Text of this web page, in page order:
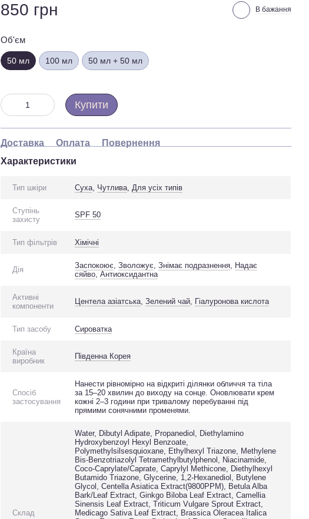
850 грн В бажання
Об'єм
50 мл 100 мл 50 мл + 50 мл
Купити
Доставка Оплата
Повернення
Характеристики
Тип шкіри Суха, Чутлива,Для усіх типів
Ступінь
захисту
SPF 50
Тип фільтрів Хімічні
Дія Заспокоює,Зволожує,Знімає подразнення, Надає
сяйво,Антиоксидантна
Активні
компоненти
Центела азіатська,Зелений чай, Гіалуронова кислота
Тип засобу Сироватка
Країна
виробник
Південна Корея
Спосіб
застосування
Нанести рівномірно на відкриті ділянки обличчя та тіла
за 15–20 хвилин до виходу на сонце. Оновлювати крем
кожні 2–3 години при тривалому перебуванні під
прямими сонячними променями.
Склад
Water, Dibutyl Adipate, Propanediol, Diethylamino
Hydroxybenzoyl Hexyl Benzoate,
Polymethylsilsesquioxane, Ethylhexyl Triazone, Methylene
Bis-Benzotriazolyl Tetramethylbutylphenol, Niacinamide,
Coco-Caprylate/Caprate, Caprylyl Methicone, Diethylhexyl
Butamido Triazone, Glycerine, 1,2-Hexanediol, Butylene
Glycol, Centella Asiatica Extract(9800PPM), Betula Alba
Bark/Leaf Extract, Ginkgo Biloba Leaf Extract, Camellia
Sinensis Leaf Extract, Triticum Vulgare Sprout Extract,
Medicago Sativa Leaf Extract, Brassica Oleracea Italica